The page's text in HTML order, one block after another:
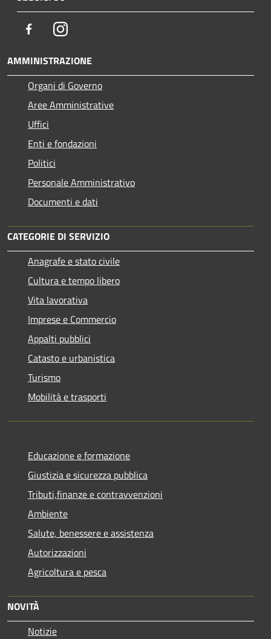
FacebookInstagram
AMMINISTRAZIONE
Organi di Governo
Aree Amministrative
Uffici
Enti e fondazioni
Politici
Personale Amministrativo
Documenti e dati
CATEGORIE DI SERVIZIO
Anagrafe e stato civile
Cultura e tempo libero
Vita lavorativa
Imprese e Commercio
Appalti pubblici
Catasto e urbanistica
Turismo
Mobilità e trasporti
Educazione e formazione
Giustizia e sicurezza pubblica
Tributi,finanze e contravvenzioni
Ambiente
Salute, benessere e assistenza
Autorizzazioni
Agricoltura e pesca
NOVITÀ
Notizie